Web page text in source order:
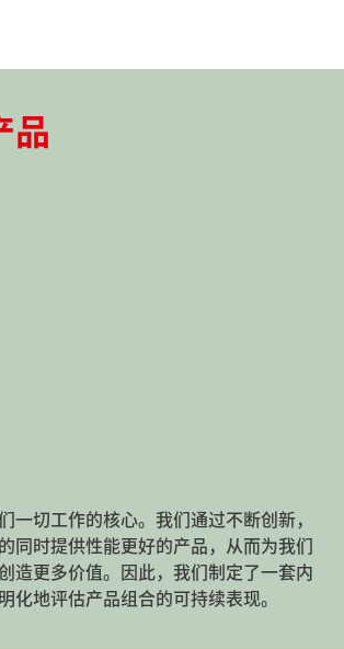
品
一切工作的核心。我们通过不断创新，
同时提供性能更好的产品，从而为我们
造更多价值。因此，我们制定了一套内
化地评估产品组合的可持续表现。